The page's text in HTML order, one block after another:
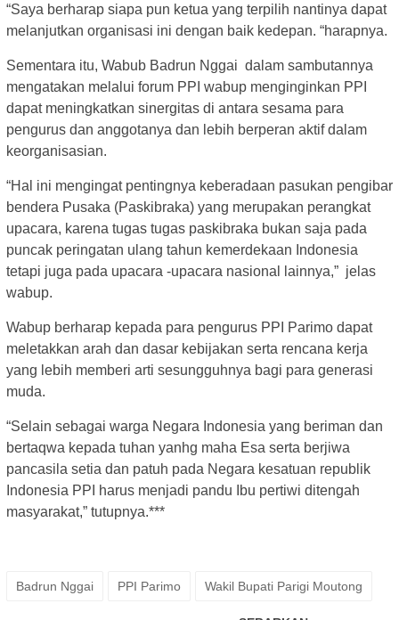
“Saya berharap siapa pun ketua yang terpilih nantinya dapat
melanjutkan organisasi ini dengan baik kedepan. “harapnya.
Sementara itu, Wabub Badrun Nggai dalam sambutannya
mengatakan melalui forum PPI wabup menginginkan PPI
dapat meningkatkan sinergitas di antara sesama para
pengurus dan anggotanya dan lebih berperan aktif dalam
keorganisasian.
“Hal ini mengingat pentingnya keberadaan pasukan pengibar
bendera Pusaka (Paskibraka) yang merupakan perangkat
upacara, karena tugas tugas paskibraka bukan saja pada
puncak peringatan ulang tahun kemerdekaan Indonesia
tetapi juga pada upacara -upacara nasional lainnya,” jelas
wabup.
Wabup berharap kepada para pengurus PPI Parimo dapat
meletakkan arah dan dasar kebijakan serta rencana kerja
yang lebih memberi arti sesungguhnya bagi para generasi
muda.
“Selain sebagai warga Negara Indonesia yang beriman dan
bertaqwa kepada tuhan yanhg maha Esa serta berjiwa
pancasila setia dan patuh pada Negara kesatuan republik
Indonesia PPI harus menjadi pandu Ibu pertiwi ditengah
masyarakat,” tutupnya.***
Badrun Nggai PPI Parimo Wakil Bupati Parigi Moutong